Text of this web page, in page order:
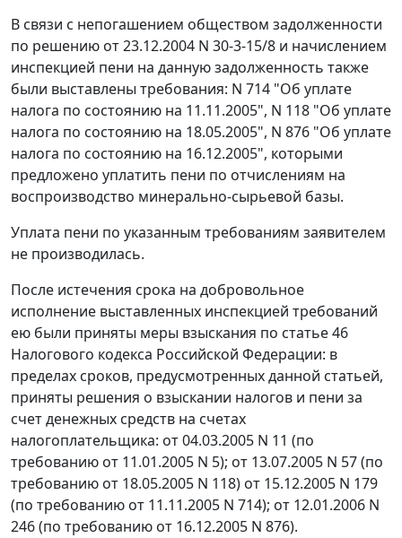
В связи с непогашением обществом задолженности
по решению от 23.12.2004 N 30-3-15/8 и начислением
инспекцией пени на данную задолженность также
были выставлены требования: N 714 "Об уплате
налога по состоянию на 11.11.2005", N 118 "Об уплате
налога по состоянию на 18.05.2005", N 876 "Об уплате
налога по состоянию на 16.12.2005", которыми
предложено уплатить пени по отчислениям на
воспроизводство минерально-сырьевой базы.
Уплата пени по указанным требованиям заявителем
не производилась.
После истечения срока на добровольное
исполнение выставленных инспекцией требований
ею были приняты меры взыскания по статье 46
Налогового кодекса Российской Федерации: в
пределах сроков, предусмотренных данной статьей,
приняты решения о взыскании налогов и пени за
счет денежных средств на счетах
налогоплательщика: от 04.03.2005 N 11 (по
требованию от 11.01.2005 N 5); от 13.07.2005 N 57 (по
требованию от 18.05.2005 N 118) от 15.12.2005 N 179
(по требованию от 11.11.2005 N 714); от 12.01.2006 N
246 (по требованию от 16.12.2005 N 876).